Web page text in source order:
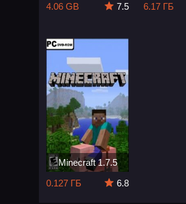
4.06 GB
7.5
6.17 ГБ
Minecraft 1.7.5
0.127 ГБ
6.8